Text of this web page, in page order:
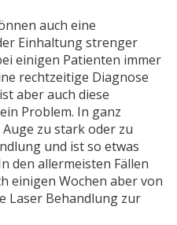
auch eine
Einhaltung strenger
einigen Patienten immer
rechtzeitige Diagnose
aber auch diese
Problem. In ganz
zu stark oder zu
und ist so etwas
den allermeisten Fällen
einigen Wochen aber von
Laser Behandlung zur